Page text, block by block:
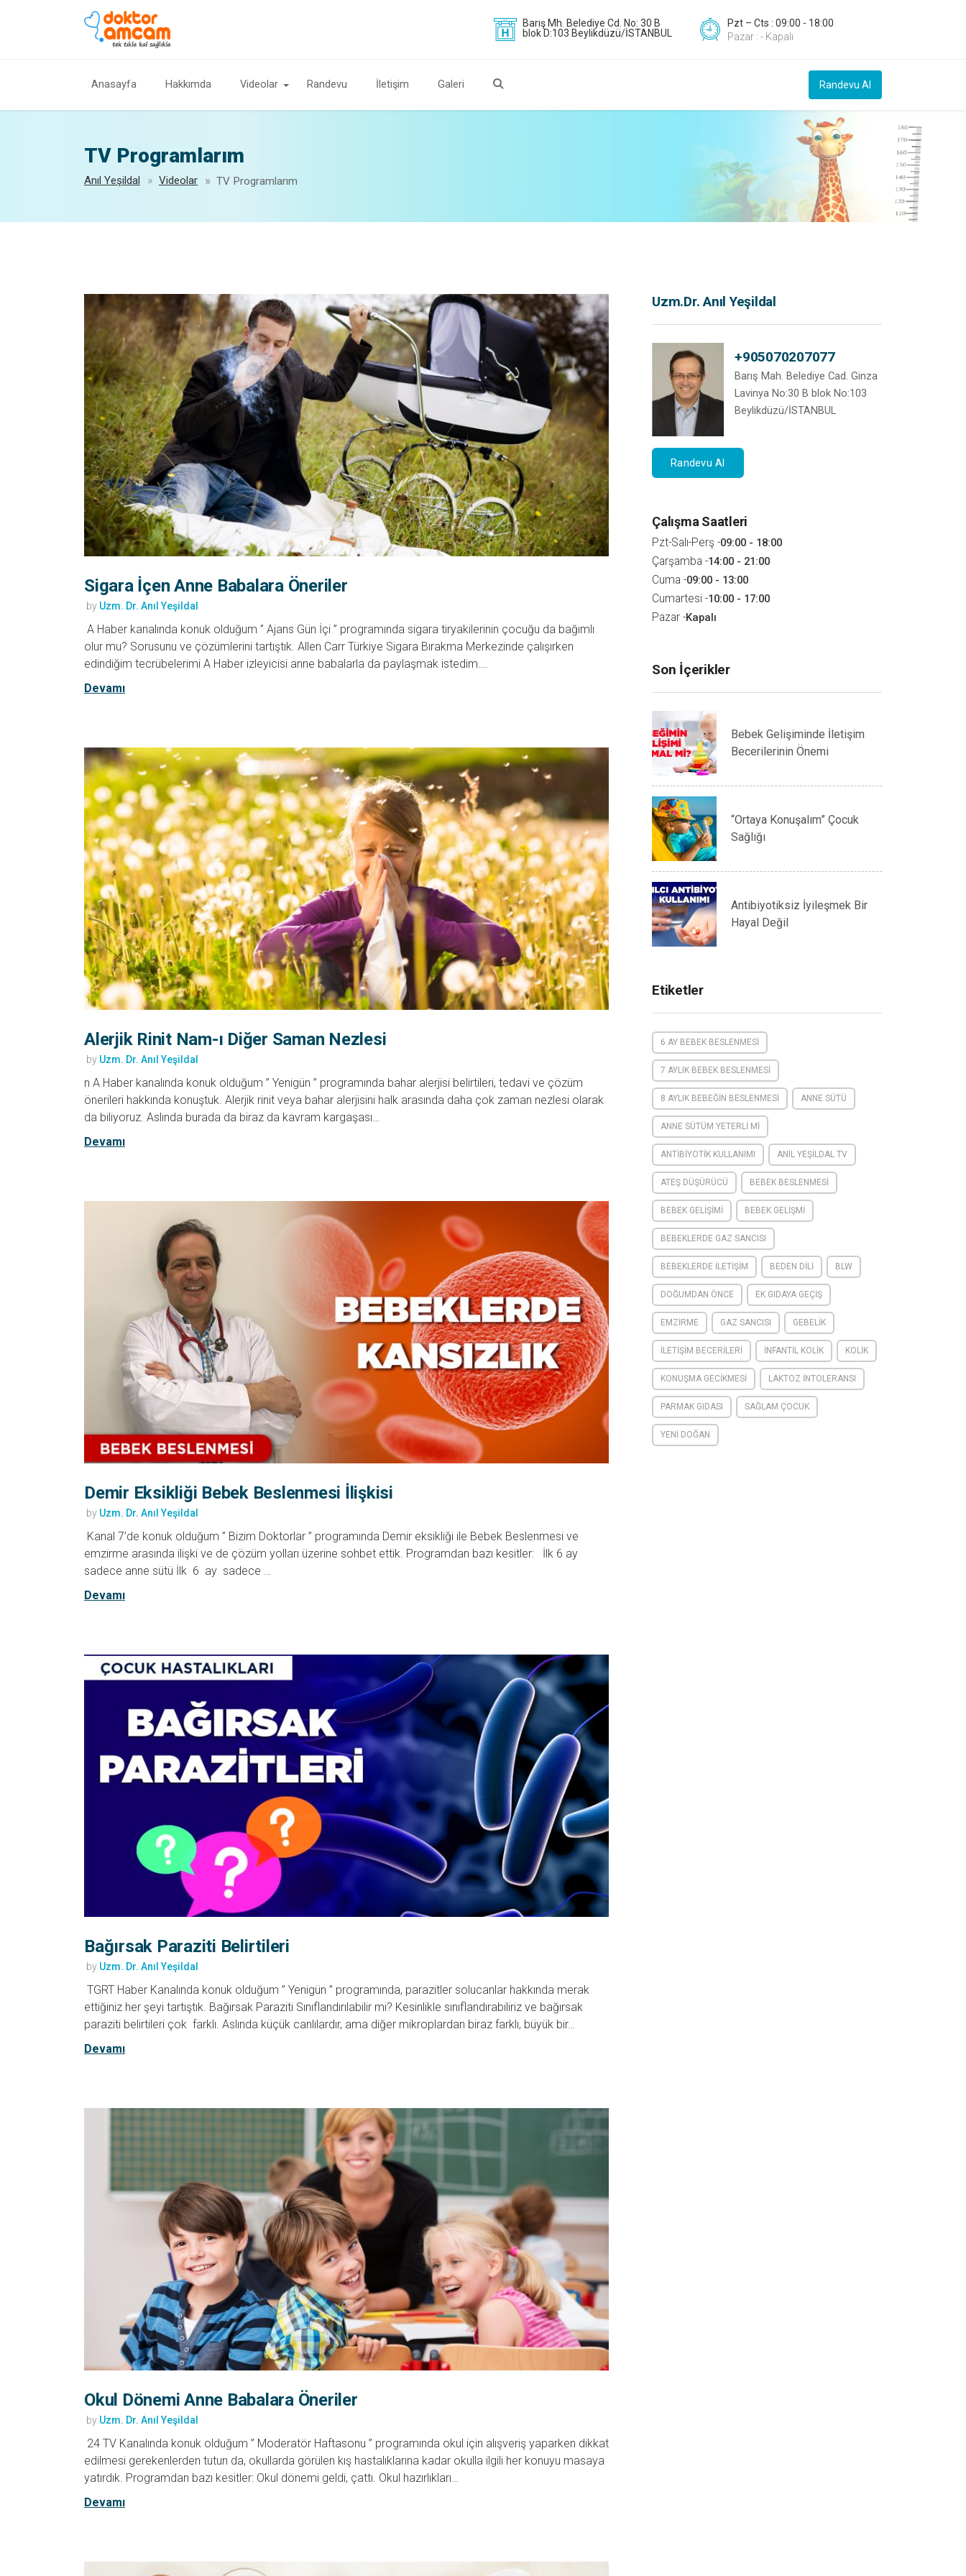
Barış Mh. Belediye Cd. No: 30 B
blok D:103 Beylikdüzü/İSTANBUL
Pzt – Cts : 09:00 - 18:00
Pazar : - Kapalı
Anasayfa Hakkımda Videolar Randevu İletişim Galeri Randevu Al
TV Programlarım
Anıl Yeşildal Videolar TV Programlarım
Sigara İçen Anne Babalara Öneriler
by Uzm. Dr. Anıl Yeşildal
A Haber kanalında konuk olduğum ” Ajans Gün İçi ” programında sigara tiryakilerinin çocuğu da bağımlı
olur mu? Sorusunu ve çözümlerini tartıştık. Allen Carr Türkiye Sigara Bırakma Merkezinde çalışırken
edindiğim tecrübelerimi A Haber izleyicisi anne babalarla da paylaşmak istedim….
Devamı
Alerjik Rinit Nam-ı Diğer Saman Nezlesi
by Uzm. Dr. Anıl Yeşildal
n A Haber kanalında konuk olduğum ” Yenigün ” programında bahar alerjisi belirtileri, tedavi ve çözüm
önerileri hakkında konuştuk. Alerjik rinit veya bahar alerjisini halk arasında daha çok zaman nezlesi olarak
da biliyoruz. Aslında burada da biraz da kavram kargaşası…
Devamı
Demir Eksikliği Bebek Beslenmesi İlişkisi
by Uzm. Dr. Anıl Yeşildal
Kanal 7’de konuk olduğum ” Bizim Doktorlar ” programında Demir eksikliği ile Bebek Beslenmesi ve
emzirme arasında ilişki ve de çözüm yolları üzerine sohbet ettik. Programdan bazı kesitler: İlk 6 ay
sadece anne sütü İlk 6 ay sadece …
Devamı
Bağırsak Paraziti Belirtileri
by Uzm. Dr. Anıl Yeşildal
TGRT Haber Kanalında konuk olduğum ” Yenigün ” programında, parazitler solucanlar hakkında merak
ettiğiniz her şeyi tartıştık. Bağırsak Paraziti Sınıflandırılabilir mi? Kesinlikle sınıflandırabiliriz ve bağırsak
paraziti belirtileri çok farklı. Aslında küçük canlılardır, ama diğer mikroplardan biraz farklı, büyük bir…
Devamı
Okul Dönemi Anne Babalara Öneriler
by Uzm. Dr. Anıl Yeşildal
24 TV Kanalında konuk olduğum ” Moderatör Haftasonu ” programında okul için alışveriş yaparken dikkat
edilmesi gerekenlerden tutun da, okullarda görülen kış hastalıklarına kadar okulla ilgili her konuyu masaya
yatırdık. Programdan bazı kesitler: Okul dönemi geldi, çattı. Okul hazırlıkları…
Devamı
Uzm.Dr. Anıl Yeşildal
+905070207077
Barış Mah. Belediye Cad. Ginza
Lavinya No:30 B blok No:103
Beylikdüzü/İSTANBUL
Randevu Al
Çalışma Saatleri
Pzt-Salı-Perş -09:00 - 18:00
Çarşamba -14:00 - 21:00
Cuma -09:00 - 13:00
Cumartesi -10:00 - 17:00
Pazar -Kapalı
Son İçerikler
Bebek Gelişiminde İletişim
Becerilerinin Önemi
“Ortaya Konuşalım” Çocuk
Sağlığı
Antibiyotiksiz İyileşmek Bir
Hayal Değil
Etiketler
6 AY BEBEK BESLENMESI
7 AYLIK BEBEK BESLENMESI
8 AYLIK BEBEĞIN BESLENMESI ANNE SÜTÜ
ANNE SÜTÜM YETERLI MI
ANTIBIYOTIK KULLANIMI ANIL YEŞILDAL TV
ATEŞ DÜŞÜRÜCÜ BEBEK BESLENMESI
BEBEK GELIŞIMI BEBEK GELIŞMI
BEBEKLERDE GAZ SANCISI
BEBEKLERDE ILETIŞIM BEDEN DILI BLW
DOĞUMDAN ÖNCE EK GIDAYA GEÇIŞ
EMZIRME GAZ SANCISI GEBELIK
ILETIŞIM BECERILERI INFANTIL KOLIK KOLIK
KONUŞMA GECIKMESI LAKTOZ INTOLERANSI
PARMAK GIDASI SAĞLAM ÇOCUK
YENI DOĞAN